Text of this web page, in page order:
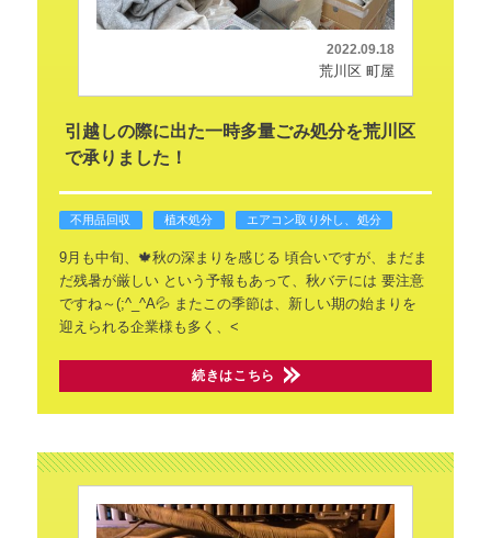
2022.09.18
荒川区 町屋
引越しの際に出た一時多量ごみ処分を荒川区
で承りました！
不用品回収 植木処分 エアコン取り外し、処分
9月も中旬、🍁秋の深まりを感じる 頃合いですが、まだま
だ残暑が厳しいという予報もあって、秋バテには 要注意
ですね～(;^_^A💦 またこの季節は、新しい期の始まりを
迎えられる企業様も多く、<
続きはこちら